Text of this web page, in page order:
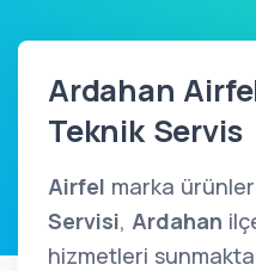
Ardahan
Teknik Servis
Airfel marka
Servisi, Ardahan
hizmetleri